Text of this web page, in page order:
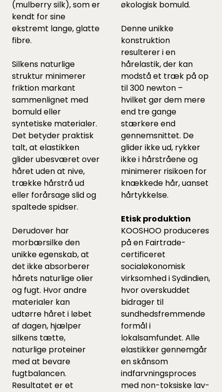
(mulberry silk), som er
kendt for sine
ekstremt lange, glatte
fibre.
Silkens naturlige
struktur minimerer
friktion markant
sammenlignet med
bomuld eller
syntetiske materialer.
Det betyder praktisk
talt, at elastikken
glider ubesværet over
håret uden at nive,
trække hårstrå ud
eller forårsage slid og
spaltede spidser.
Derudover har
morbærsilke den
unikke egenskab, at
det ikke absorberer
hårets naturlige olier
og fugt. Hvor andre
materialer kan
udtørre håret i løbet
af dagen, hjælper
silkens tætte,
naturlige proteiner
med at bevare
fugtbalancen.
Resultatet er et
økologisk bomuld.
Denne unikke
konstruktion
resulterer i en
hårelastik, der kan
modstå et træk på op
til 300 newton –
hvilket gør dem mere
end tre gange
stærkere end
gennemsnittet. De
glider ikke ud, rykker
ikke i hårstråene og
minimerer risikoen for
knækkede hår, uanset
hårtykkelse.
Etisk produktion
KOOSHOO produceres
på en Fairtrade-
certificeret
socialøkonomisk
virksomhed i Sydindien,
hvor overskuddet
bidrager til
sundhedsfremmende
formål i
lokalsamfundet. Alle
elastikker gennemgår
en skånsom
indfarvningsproces
med non-toksiske lav-